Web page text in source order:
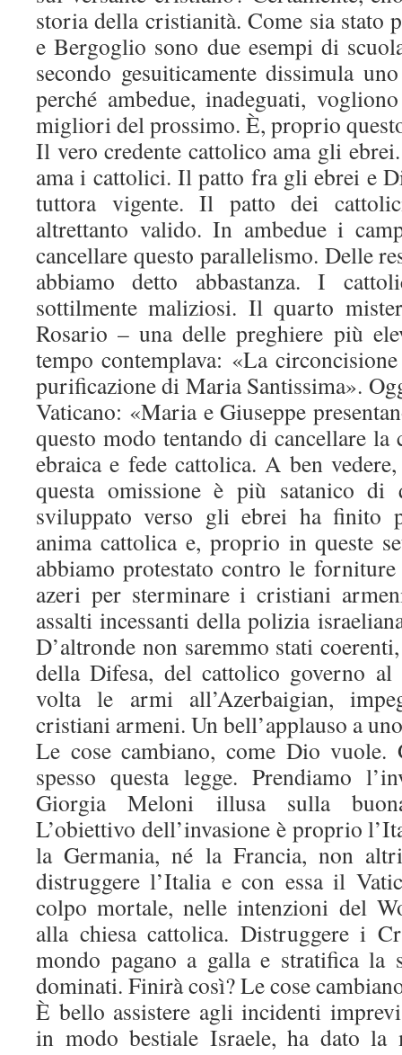
storia della cristianità. Come sia stato
e Bergoglio sono due esempi di
secondo gesuiticamente dissimula
perché ambedue, inadeguati,
migliori del prossimo. È, proprio
Il vero credente cattolico ama gli
ama i cattolici. Il patto fra gli ebrei e
tuttora vigente. Il patto dei
altrettanto valido. In ambedue i
cancellare questo parallelismo. Delle
abbiamo detto abbastanza. I
sottilmente maliziosi. Il quarto
Rosario – una delle preghiere più
tempo contemplava: «La
purificazione di Maria Santissima».
Vaticano: «Maria e Giuseppe
questo modo tentando di cancellare
ebraica e fede cattolica. A ben
questa omissione è più satanico di
sviluppato verso gli ebrei ha finito
anima cattolica e, proprio in queste
abbiamo protestato contro le
azeri per sterminare i cristiani
assalti incessanti della polizia
D’altronde non saremmo stati
della Difesa, del cattolico governo al
volta le armi all’Azerbaigian,
cristiani armeni. Un bell’applauso a
Le cose cambiano, come Dio
spesso questa legge. Prendiamo
Giorgia Meloni illusa sulla
L’obiettivo dell’invasione è proprio
la Germania, né la Francia, non
distruggere l’Italia e con essa il
colpo mortale, nelle intenzioni del
alla chiesa cattolica. Distruggere i
mondo pagano a galla e stratifica la
dominati. Finirà così? Le cose
È bello assistere agli incidenti
in modo bestiale Israele, ha dato la